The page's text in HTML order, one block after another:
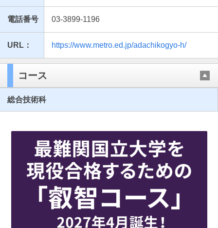
ブックマークした学校
電話番号 03-3899-1196
URL： https://www.metro.ed.jp/adachikogyo-h/
コース
総合技術科